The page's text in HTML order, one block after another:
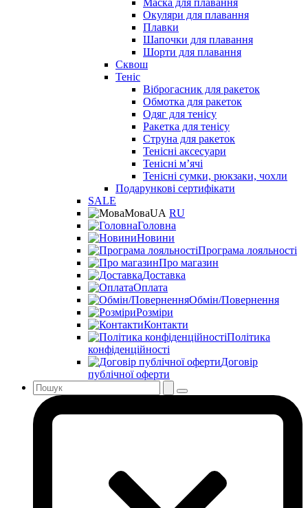
Окуляри для плавання
Плавки
Шапочки для плавання
Шорти для плавання
Сквош
Теніс
Віброгасник для ракеток
Обмотка для ракеток
Одяг для тенісу
Ракетка для тенісу
Струна для ракеток
Тенісні аксесуари
Тенісні мʼячі
Тенісні сумки, рюкзаки, чохли
Подарункові сертифікати
SALE
МоваUA RU
Головна
Новини
Програма лояльності
Про магазин
Доставка
Оплата
Обмін/Повернення
Розміри
Контакти
Політика
конфіденційності
Договір
публічної оферти